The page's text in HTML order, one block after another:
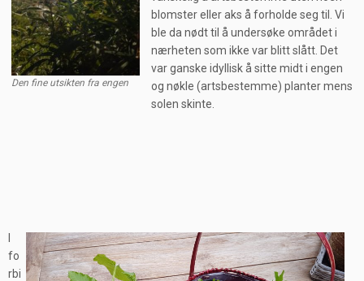
Den fine utsikten fra engen
blomster eller aks å forholde seg til. Vi
ble da nødt til å undersøke området i
nærheten som ikke var blitt slått. Det
var ganske idyllisk å sitte midt i engen
og nøkle (artsbestemme) planter mens
solen skinte.
fo
rbi